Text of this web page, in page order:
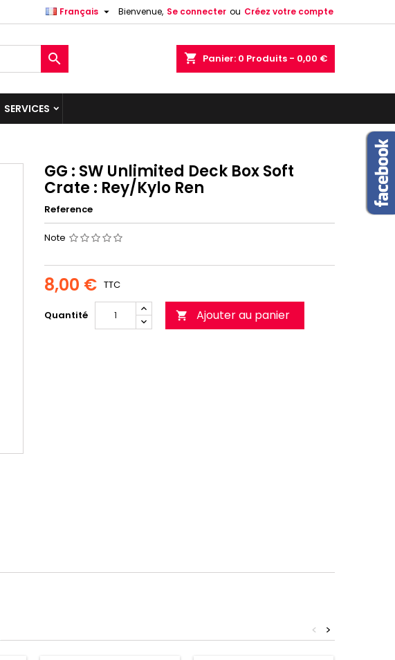
Bienvenue, Se connecter ou Créez votre compte
Français 
shopping_cart Panier: 0 Produits - 0,00 €

SERVICES
GG : SW Unlimited Deck Box Soft
Crate : Rey/Kylo Ren
Reference
Note
8,00 € TTC
Quantité  Ajouter au panier
>
<